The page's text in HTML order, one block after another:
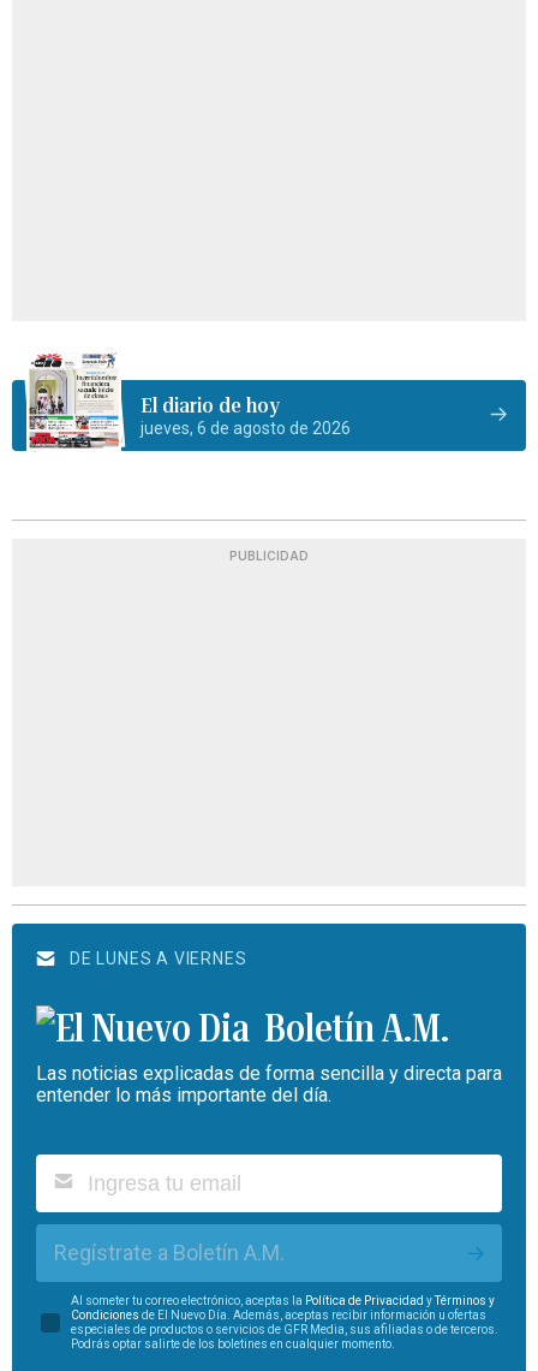
El diario de hoy
jueves, 6 de agosto de 2026
PUBLICIDAD
DE LUNES A VIERNES
Boletín A.M.
Las noticias explicadas de forma sencilla y directa para
entender lo más importante del día.
Regístrate a Boletín A.M.
Al someter tu correo electrónico, aceptas la Política de Privacidad yTérminos y
Condiciones de El Nuevo Día. Además, aceptas recibir información u ofertas
especiales de productos o servicios de GFR Media, sus afiliadas o de terceros.
Podrás optar salirte de los boletines en cualquier momento.